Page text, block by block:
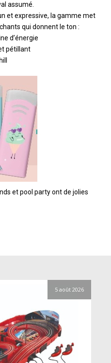
assumé.
et expressive, la gamme met
qui donnent le ton :
d’énergie
pétillant
et pool party ont de jolies
5 août 2026